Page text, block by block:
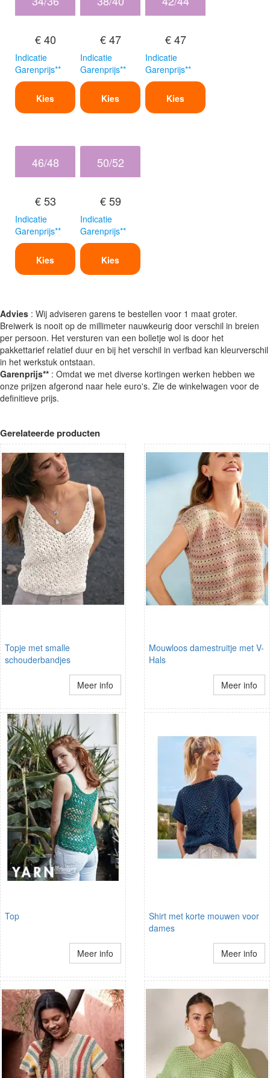
€ 40
Indicatie
Garenprijs**
Kies
€ 47
Indicatie
Garenprijs**
Kies
€ 47
Indicatie
Garenprijs**
Kies
46/48
€ 53
Indicatie
Garenprijs**
Kies
50/52
€ 59
Indicatie
Garenprijs**
Kies
Advies : Wij adviseren garens te bestellen voor 1 maat groter.
Breiwerk is nooit op de millimeter nauwkeurig door verschil in breien
per persoon. Het versturen van een bolletje wol is door het
pakkettarief relatief duur en bij het verschil in verfbad kan kleurverschil
in het werkstuk ontstaan.
Garenprijs** : Omdat we met diverse kortingen werken hebben we
onze prijzen afgerond naar hele euro's. Zie de winkelwagen voor de
definitieve prijs.
Gerelateerde producten
Topje met smalle
schouderbandjes
Meer info
Mouwloos damestruitje met V-
Hals
Meer info
Top
Meer info
Shirt met korte mouwen voor
dames
Meer info